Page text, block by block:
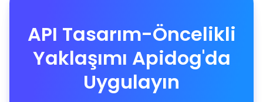
API Tasarım-Öncelikli
Yaklaşımı Apidog'da
Uygulayın